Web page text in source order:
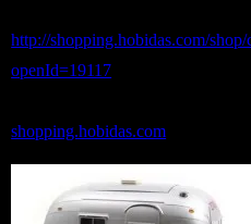
http://shopping.hobidas.com/
openId=19117
shopping.hobidas.com